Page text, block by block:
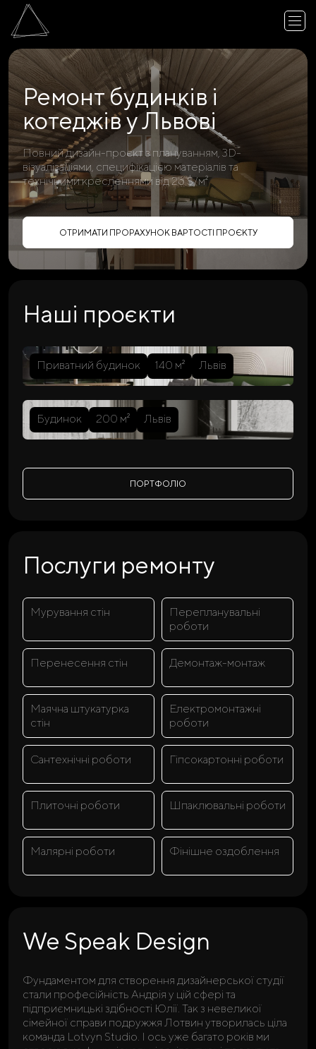
Ремонт будинків і
котеджів у Львові
Повний дизайн-проєкт з плануванням, 3D-
візуалізаціями, специфікацією матеріалів та
технічними кресленнями від 26 $/м²
ОТРИМАТИ ПРОРАХУНОК ВАРТОСТІ ПРОЄКТУ
Наші проєкти
Приватний будинок 140 м² Львів
Будинок 200 м² Львів
ПОРТФОЛІО
Послуги ремонту
Мурування стін
Перепланувальні
роботи
Перенесення стін Демонтаж-монтаж
Маячна штукатурка
стін
Електромонтажні
роботи
Сантехнічні роботи Гіпсокартонні роботи
Плиточні роботи Шпаклювальні роботи
Малярні роботи Фінішне оздоблення
We Speak Design
Фундаментом для створення дизайнерської студії
стали професійність Андрія у цій сфері та
підприємницькі здібності Юлії. Так з невеликої
сімейної справи подружжя Лотвин утворилась ціла
команда Lotvyn Studio. І ось уже багато років ми